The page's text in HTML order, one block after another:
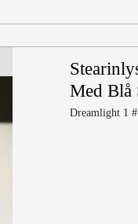
Med Blå
Dreamlight 1